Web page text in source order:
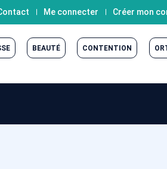
Me connecter Créer mon
BEAUTÉ CONTENTION